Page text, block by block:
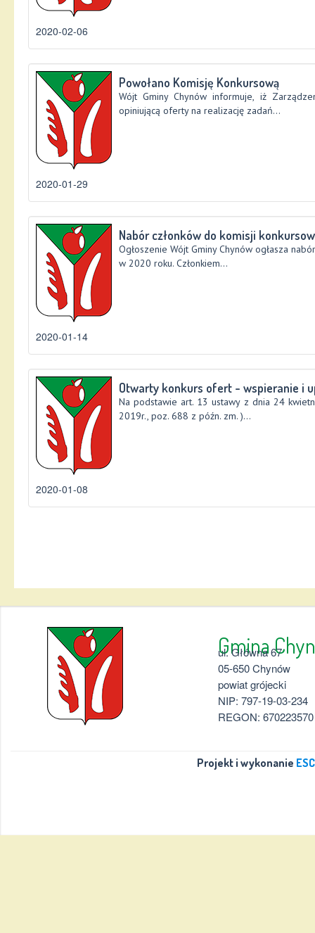
2020-02-06
Powołano Komisję Konkursową
Wójt Gminy Chynów informuje, iż
opiniującą oferty na realizację zadań...
2020-01-29
Nabór członków do komisji
Ogłoszenie Wójt Gminy Chynów ogłasza
w 2020 roku. Członkiem...
2020-01-14
Otwarty konkurs ofert - wspieranie i
Na podstawie art. 13 ustawy z dnia 24
2019r., poz. 688 z późn. zm. )...
2020-01-08
Gmina
ul. Główna 67
05-650 Chynów
powiat grójecki
NIP: 797-19-03-234
REGON: 670223570
Projekt i wykonanie ESC